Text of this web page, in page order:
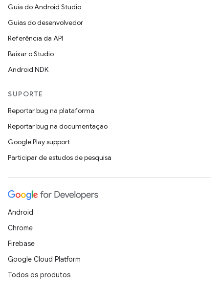
Guia do Android Studio
Guias do desenvolvedor
Referência da API
Baixar o Studio
Android NDK
SUPORTE
Reportar bug na plataforma
Reportar bug na documentação
Google Play support
Participar de estudos de pesquisa
Android
Chrome
Firebase
Google Cloud Platform
Todos os produtos